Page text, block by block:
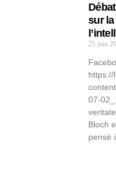
sur la
25 juin
https://
07-
Bloch
pensé